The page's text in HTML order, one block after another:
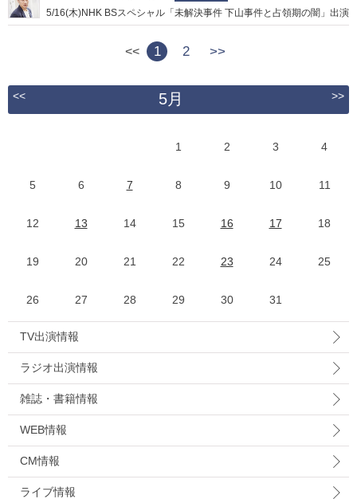
5/16(木)NHK BSスペシャル「未解決事件 下山事件と占領期の闇」出演
<< 1 2 >>
<< 5月 >>
1 2 3 4
5 6 7 8 9 10 11
12 13 14 15 16 17 18
19 20 21 22 23 24 25
26 27 28 29 30 31
TV出演情報
ラジオ出演情報
雑誌・書籍情報
WEB情報
CM情報
ライブ情報